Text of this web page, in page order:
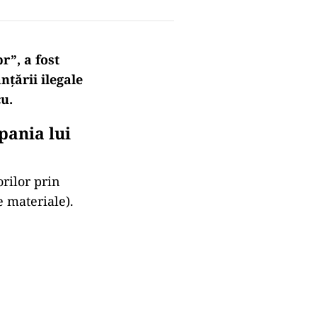
a fost
ilegale
lui
prin
materiale).